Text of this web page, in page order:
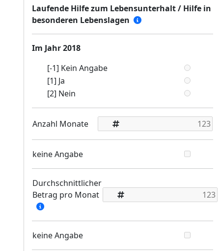
Laufende Hilfe zum Lebensunterhalt / Hilfe in
besonderen Lebenslagen
Im Jahr 2018
[-1] Kein Angabe
[1] Ja
[2] Nein
Anzahl Monate
keine Angabe
Durchschnittlicher
Betrag pro Monat
keine Angabe